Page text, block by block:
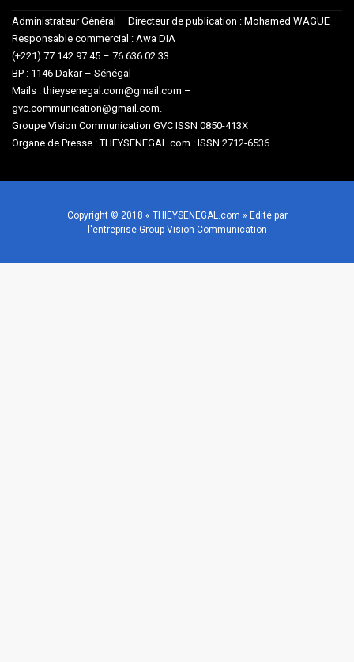
Administrateur Général – Directeur de publication : Mohamed WAGUE
Responsable commercial : Awa DIA
(+221) 77 142 97 45 – 76 636 02 33
BP : 1146 Dakar – Sénégal
Mails : thieysenegal.com@gmail.com –
gvc.communication@gmail.com.
Groupe Vision Communication GVC ISSN 0850-413X
Organe de Presse : THEYSENEGAL.com : ISSN 2712-6536
Copyright © 2018 « THIEYSENEGAL.com » Edité par
l'entreprise Group Vision Communication